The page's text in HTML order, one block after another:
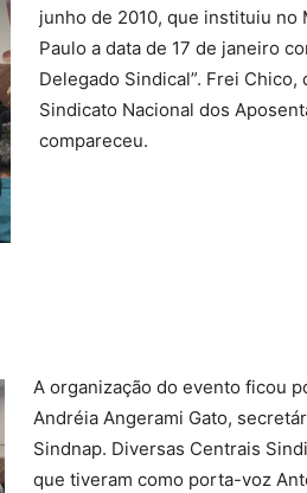
junho de 2010, que instituiu no
Paulo a data de 17 de janeiro
Delegado Sindical”. Frei Chico,
Sindicato Nacional dos
compareceu.
A organização do evento ficou
Andréia Angerami Gato,
Sindnap. Diversas Centrais
que tiveram como porta-voz